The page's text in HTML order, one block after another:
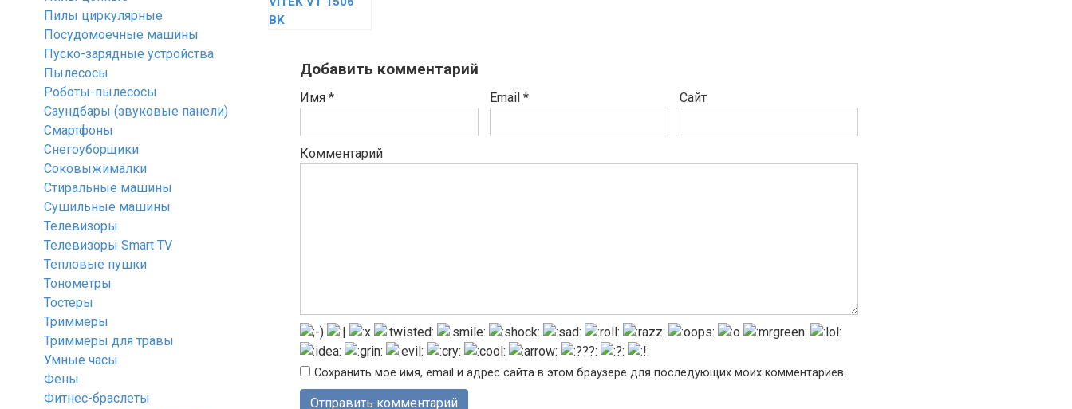
BK
Добавить комментарий
Имя * Email * Сайт
Комментарий
Сохранить моё имя, email и адрес сайта в этом браузере для последующих моих комментариев.
Пилы циркулярные
Посудомоечные машины
Пуско-зарядные устройства
Пылесосы
Роботы-пылесосы
Саундбары (звуковые панели)
Смартфоны
Снегоуборщики
Соковыжималки
Стиральные машины
Сушильные машины
Телевизоры
Телевизоры Smart TV
Тепловые пушки
Тонометры
Тостеры
Триммеры
Триммеры для травы
Умные часы
Фены
Фитнес-браслеты